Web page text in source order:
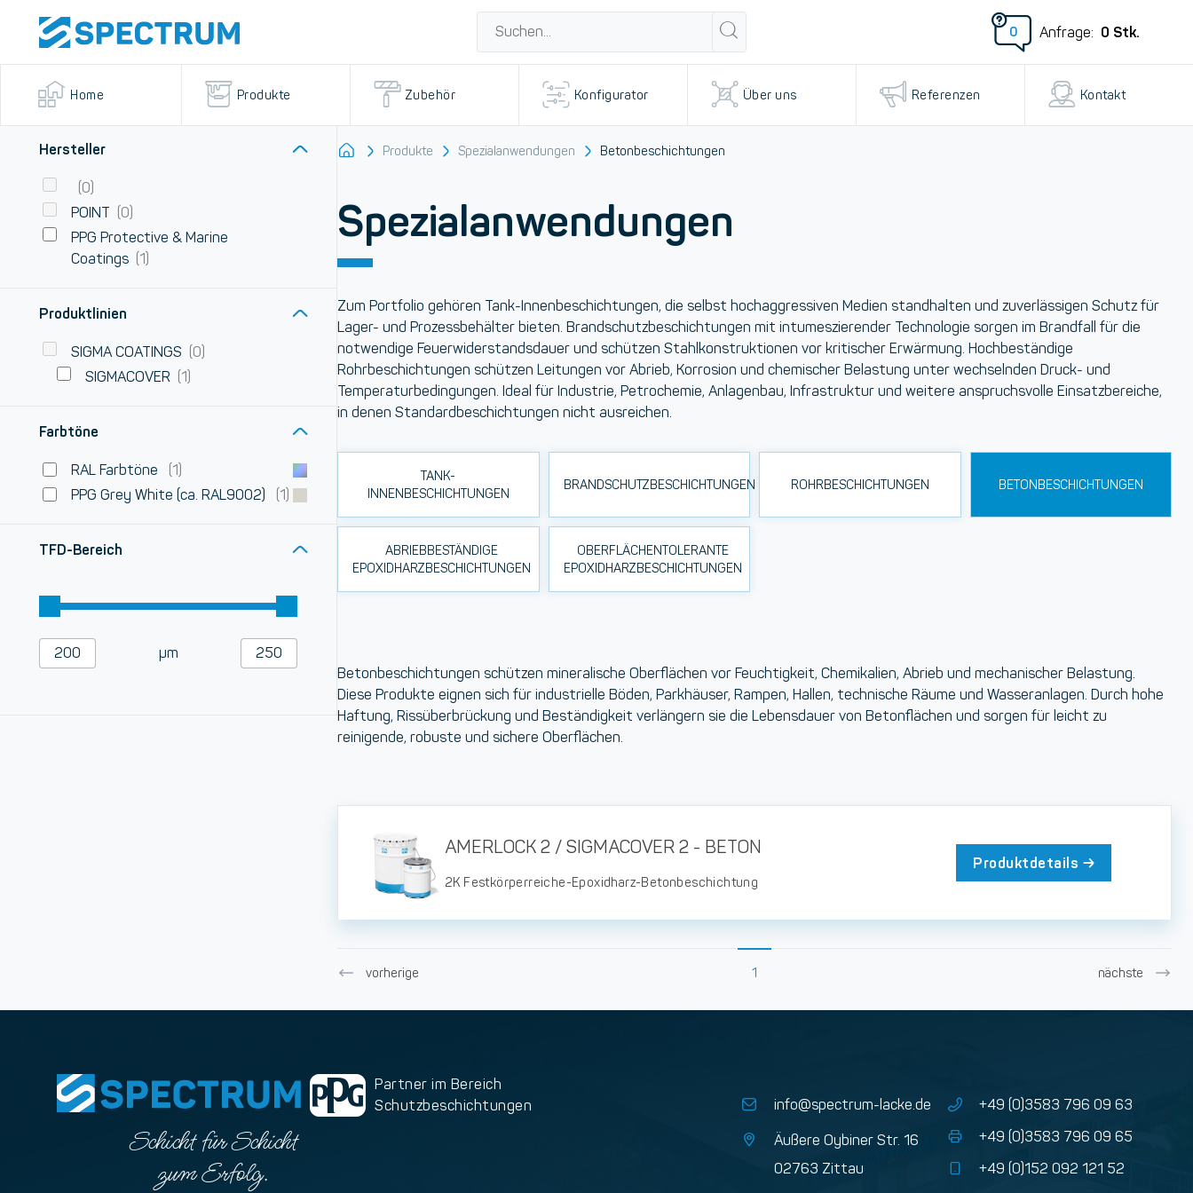
0 Anfrage: 0 Stk.
Home Produkte Zubehör Konfigurator Über uns Referenzen Kontakt
Hersteller
(0)
POINT (0)
PPG Protective & Marine
Coatings (1)
Produktlinien
SIGMA COATINGS (0)
SIGMACOVER (1)
Farbtöne
RAL Farbtöne (1)
PPG Grey White (ca. RAL9002) (1)
TFD-Bereich
µm
Produkte Spezialanwendungen Betonbeschichtungen
Spezialanwendungen
Zum Portfolio gehören Tank-Innenbeschichtungen, die selbst hochaggressiven Medien standhalten und zuverlässigen Schutz für
Lager- und Prozessbehälter bieten. Brandschutzbeschichtungen mit intumeszierender Technologie sorgen im Brandfall für die
notwendige Feuerwiderstandsdauer und schützen Stahlkonstruktionen vor kritischer Erwärmung. Hochbeständige
Rohrbeschichtungen schützen Leitungen vor Abrieb, Korrosion und chemischer Belastung unter wechselnden Druck- und
Temperaturbedingungen. Ideal für Industrie, Petrochemie, Anlagenbau, Infrastruktur und weitere anspruchsvolle Einsatzbereiche,
in denen Standardbeschichtungen nicht ausreichen.
TANK-
INNENBESCHICHTUNGEN
BRANDSCHUTZBESCHICHTUNGEN ROHRBESCHICHTUNGEN BETONBESCHICHTUNGEN
ABRIEBBESTÄNDIGE
EPOXIDHARZBESCHICHTUNGEN
OBERFLÄCHENTOLERANTE
EPOXIDHARZBESCHICHTUNGEN
Betonbeschichtungen schützen mineralische Oberflächen vor Feuchtigkeit, Chemikalien, Abrieb und mechanischer Belastung.
Diese Produkte eignen sich für industrielle Böden, Parkhäuser, Rampen, Hallen, technische Räume und Wasseranlagen. Durch hohe
Haftung, Rissüberbrückung und Beständigkeit verlängern sie die Lebensdauer von Betonflächen und sorgen für leicht zu
reinigende, robuste und sichere Oberflächen.
AMERLOCK 2 / SIGMACOVER 2 - BETON
2K Festkörperreiche-Epoxidharz-Betonbeschichtung
Produktdetails
vorherige 1 nächste
Schicht für Schicht
zum Erfolg.
Partner im Bereich
Schutzbeschichtungen
info@spectrum-lacke.de
Äußere Oybiner Str. 16
02763 Zittau
+49 (0)3583 796 09 63
+49 (0)3583 796 09 65
+49 (0)152 092 121 52